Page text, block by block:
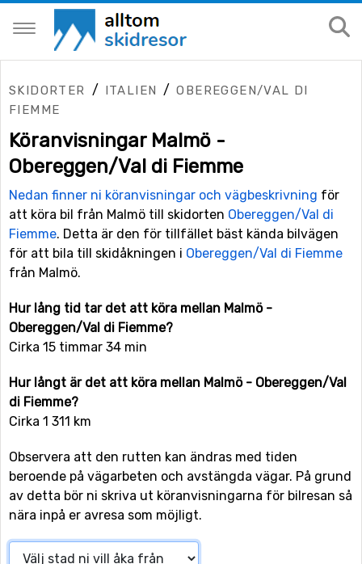
SKIDORTER / ITALIEN /OBEREGGEN/VAL DI
FIEMME
Köranvisningar Malmö -
Obereggen/Val di Fiemme
Nedan finner ni köranvisningar och vägbeskrivning för
att köra bil från Malmö till skidorten Obereggen/Val di
Fiemme. Detta är den för tillfället bäst kända bilvägen
för att bila till skidåkningen i Obereggen/Val di Fiemme
från Malmö.
Hur lång tid tar det att köra mellan Malmö -
Obereggen/Val di Fiemme?
Cirka 15 timmar 34 min
Hur långt är det att köra mellan Malmö - Obereggen/Val
di Fiemme?
Cirka 1 311 km
Observera att den rutten kan ändras med tiden
beroende på vägarbeten och avstängda vägar. På grund
av detta bör ni skriva ut köranvisningarna för bilresan så
nära inpå er avresa som möjligt.